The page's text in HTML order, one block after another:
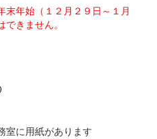
末年始（１２月２９日～１月
きません。
室に用紙があります